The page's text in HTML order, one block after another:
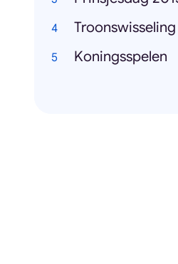
Koningsspelen